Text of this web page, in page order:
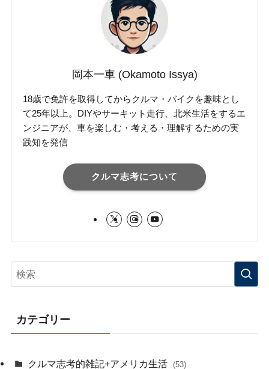
岡本一車 (Okamoto Issya)
18歳で免許を取得してからクルマ・バイクを趣味とし
て25年以上。DIYやサーキット走行、北米生活をするエ
ンジニアが、車を楽しむ・考える・理解するための実
践知を発信
クルマ志考について
カテゴリー
クルマ志考的雑記+アメリカ生活 (53)